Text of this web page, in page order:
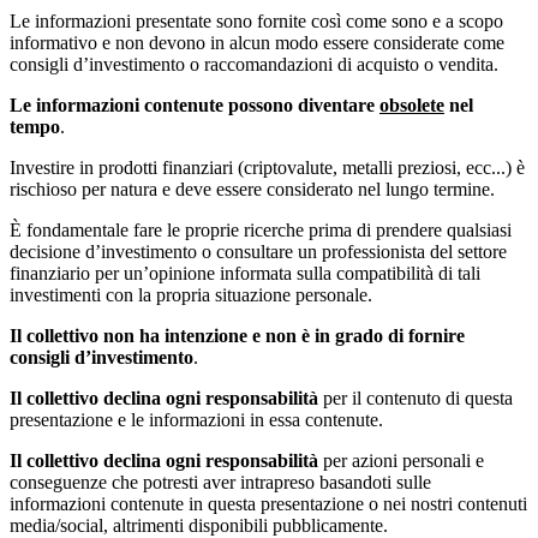
Le informazioni presentate sono fornite così come sono e a scopo
informativo e non devono in alcun modo essere considerate come
consigli d’investimento o raccomandazioni di acquisto o vendita.
Le informazioni contenute possono diventare obsolete nel
tempo.
Investire in prodotti finanziari (criptovalute, metalli preziosi, ecc...) è
rischioso per natura e deve essere considerato nel lungo termine.
È fondamentale fare le proprie ricerche prima di prendere qualsiasi
decisione d’investimento o consultare un professionista del settore
finanziario per un’opinione informata sulla compatibilità di tali
investimenti con la propria situazione personale.
Il collettivo non ha intenzione e non è in grado di fornire
consigli d’investimento.
Il collettivo declina ogni responsabilità per il contenuto di questa
presentazione e le informazioni in essa contenute.
Il collettivo declina ogni responsabilità per azioni personali e
conseguenze che potresti aver intrapreso basandoti sulle
informazioni contenute in questa presentazione o nei nostri contenuti
media/social, altrimenti disponibili pubblicamente.